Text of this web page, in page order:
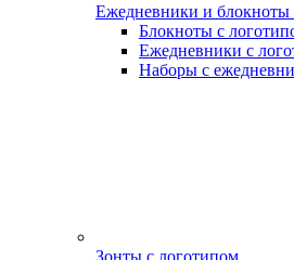
Ежедневники и блокноты
Блокноты с
Ежедневники с
Наборы с
Зонты с логотипом